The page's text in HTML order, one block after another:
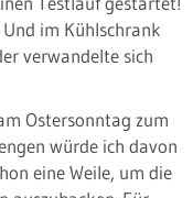
im Kühlschrank
verwandelte sich
Ostersonntag zum
würde ich davon
eine Weile, um die